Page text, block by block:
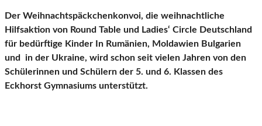
Der Weihnachtspäckchenkonvoi, die weihnachtliche
Hilfsaktion von Round Table und Ladies‘ Circle Deutschland
für bedürftige Kinder In Rumänien, Moldawien Bulgarien
und in der Ukraine, wird schon seit vielen Jahren von den
Schülerinnen und Schülern der 5. und 6. Klassen des
Eckhorst Gymnasiums unterstützt.